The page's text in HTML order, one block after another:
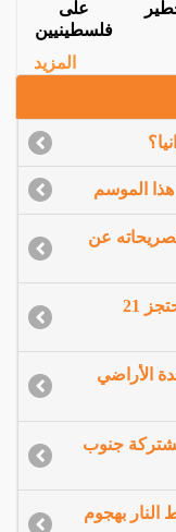
على
فلسطينيين
المزيد
هذا الموسم
عن
دورية تابعة لفـ اغنر الروسية في مالي تحتجز 21
الأراضي
مشتركة جنوب
بهجوم